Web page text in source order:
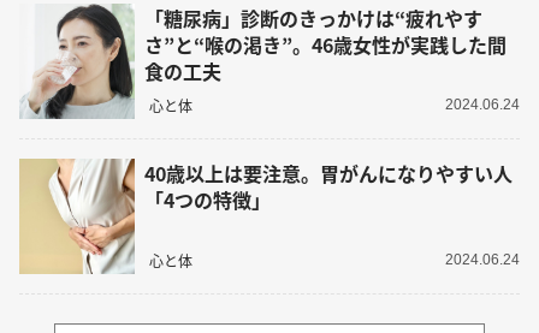
「糖尿病」診断のきっかけは“疲れやす
さ”と“喉の渇き”。46歳女性が実践した間
食の工夫
心と体 2024.06.24
40歳以上は要注意。胃がんになりやすい人
「4つの特徴」
心と体 2024.06.24